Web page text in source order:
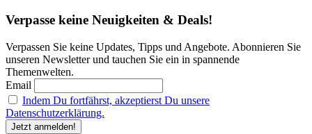
Verpasse keine Neuigkeiten & Deals!
Verpassen Sie keine Updates, Tipps und Angebote. Abonnieren Sie
unseren Newsletter und tauchen Sie ein in spannende
Themenwelten.
Email
Indem Du fortfährst, akzeptierst Du unsere
Datenschutzerklärung.